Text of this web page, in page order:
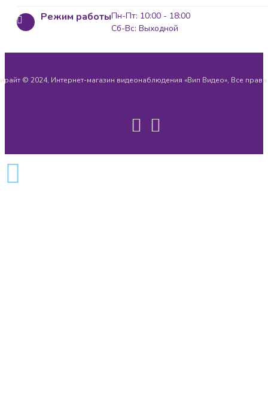
Режим работыПн-Пт: 10:00 - 18:00
Сб-Вс: Выходной
© 2024, Интернет-магазин видеонаблюдения «Вип Видео», Все